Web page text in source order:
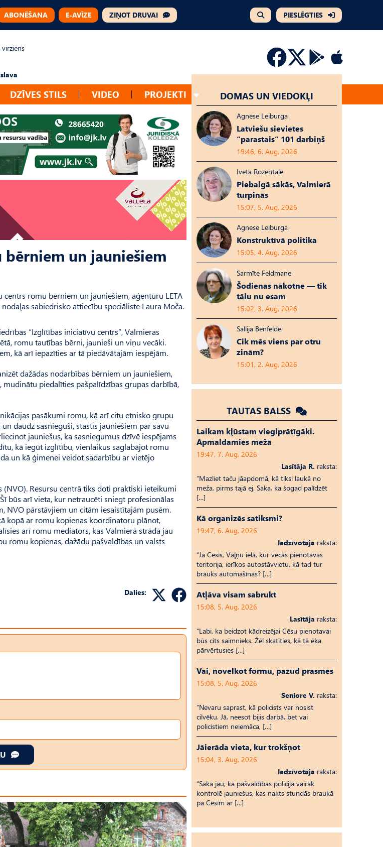
ABONĒŠANA E-AVĪZE ZIŅOT DRUVAI PIESLĒGTIES
DZĪVES STILS VIDEO PROJEKTI
bērniem un jauniešiem
romu bērniem un jauniešiem, aģentūru LETA
sabiedrisko attiecību speciāliste Laura Moča.
“Izglītības iniciatīvu centrs”, Valmieras
romu tautības bērni, jaunieši un viņu vecāki.
kā arī iepazīties ar tā piedāvātajām iespējām.
dažādas nodarbības bērniem un jauniešiem,
piedalīties pašpalīdzības grupas darbībā,
pasākumi romu, kā arī citu etnisko grupu
daudz sasnieguši, stāstīs jauniešiem par savu
jauniešus, ka sasniegumus dzīvē iespējams
kā iegūt izglītību, vienlaikus saglabājot romu
un kā ģimenei veidot sadarbību ar vietējo
Resursu centrā tiks doti praktiski ieteikumi
būs arī vieta, kur netraucēti sniegt profesionālas
NVO pārstāvjiem un citām iesaistītajām pusēm.
kopā ar romu kopienas koordinatoru plānot,
arī romu mediators, kas Valmierā strādā jau
romu kopienas, dažādu pašvaldības un valsts
Dalies:
DOMAS UN VIEDOKĻI
Agnese Leiburga
Latviešu sievietes
“parastais” 101 darbiņš
19:46, 6. Aug, 2026
Iveta Rozentāle
Piebalgā sākās, Valmierā
turpinās
15:07, 5. Aug, 2026
Agnese Leiburga
Konstruktīvā politika
15:05, 4. Aug, 2026
Sarmīte Feldmane
Šodienas nākotne — tik
tālu nu esam
15:02, 3. Aug, 2026
Sallija Benfelde
Cik mēs viens par otru
zinām?
15:01, 2. Aug, 2026
TAUTAS BALSS
Laikam kļūstam vieglprātīgāki.
Apmaldamies mežā
19:47, 7. Aug, 2026
Lasītāja R. raksta:
“Mazliet taču jāapdomā, kā tiksi laukā no
meža, pirms tajā ej. Saka, ka šogad palīdzēt
[…]
Kā organizēs satiksmi?
19:47, 6. Aug, 2026
Iedzīvotāja raksta:
“Ja Cēsīs, Vaļņu ielā, kur vecās pienotavas
teritorija, ierīkos autostāvvietu, kā tad tur
brauks automašīnas? […]
Atļāva visam sabrukt
15:08, 5. Aug, 2026
Lasītāja raksta:
“Labi, ka beidzot kādreizējai Cēsu pienotavai
būs cits saimnieks. Žēl skatīties, kā tā ēka
pārvērtusies […]
Vai, novelkot formu, pazūd prasmes
15:08, 5. Aug, 2026
Seniore V. raksta:
“Nevaru saprast, kā policists var nosist
cilvēku. Jā, neesot bijis darbā, bet vai
policistiem neiemāca, […]
Jāierāda vieta, kur trokšņot
15:04, 3. Aug, 2026
Iedzīvotāja raksta:
“Saka jau, ka pašvaldības policija vairāk
kontrolē jauniešus, kas nakts stundās braukā
pa Cēsīm ar […]